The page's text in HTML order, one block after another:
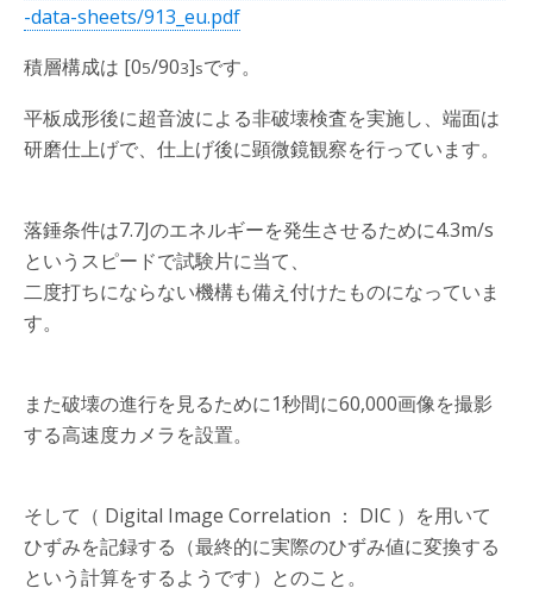
-data-sheets/913_eu.pdf
積層構成は [05/903]sです。
平板成形後に超音波による非破壊検査を実施し、端面は
研磨仕上げで、仕上げ後に顕微鏡観察を行っています。
落錘条件は7.7Jのエネルギーを発生させるために4.3m/s
というスピードで試験片に当て、
二度打ちにならない機構も備え付けたものになっていま
す。
また破壊の進行を見るために1秒間に60,000画像を撮影
する高速度カメラを設置。
そして（ Digital Image Correlation ： DIC ）を用いて
ひずみを記録する（最終的に実際のひずみ値に変換する
という計算をするようです）とのこと。